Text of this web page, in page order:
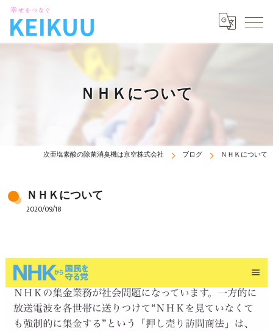
ＮＨＫについて
次亜塩素酸の除菌消臭機は京空株式会社 ブログ ＮＨＫについて
ＮＨＫについて
2020/09/18